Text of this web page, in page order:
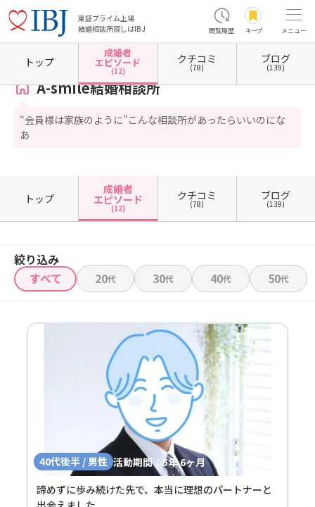
東証プライム上場
結婚相談所探しはIBJ
閲覧履歴 キープ メニュー
ホーム 東京都の結婚相談所 東京都町田市 A-smile結婚相談所 成婚者エピソード一覧
A-smile結婚相談所
“会員様は家族のように”こんな相談所があったらいいのにな
あ
トップ
成婚者
エピソード
(12)
クチコミ
(78)
ブログ
(139)
トップ
成婚者
エピソード
(12)
クチコミ
(78)
ブログ
(139)
絞り込み
すべて
20代 30代 40代 50代
40代後半 / 男性 活動期間： 5年 6ヶ月
諦めずに歩み続けた先で、本当に理想のパートナーと